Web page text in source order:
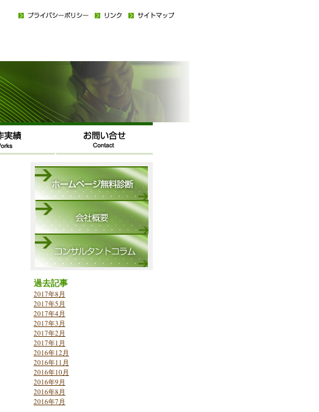
過去記事
2017年8月
2017年5月
2017年4月
2017年3月
2017年2月
2017年1月
2016年12月
2016年11月
2016年10月
2016年9月
2016年8月
2016年7月